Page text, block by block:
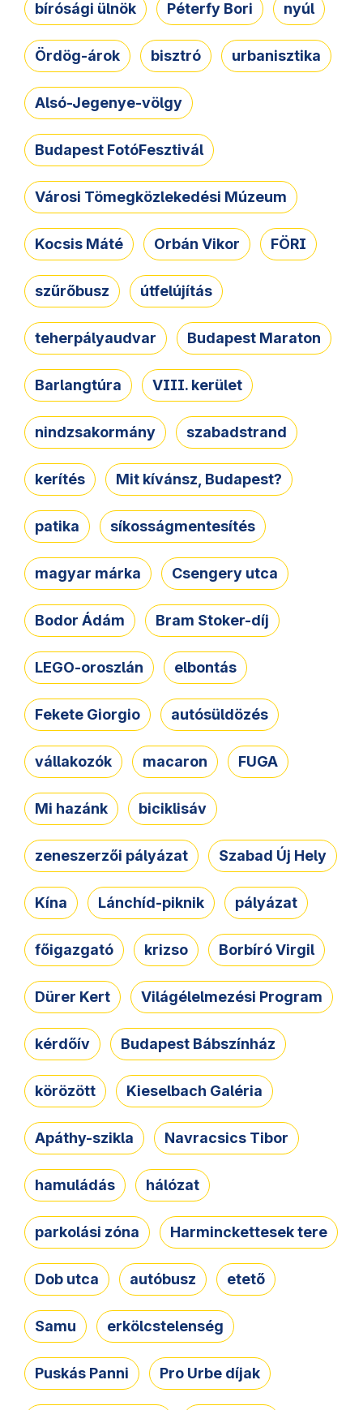
bírósági ülnök Péterfy Bori nyúl
Ördög-árok bisztró urbanisztika
Alsó-Jegenye-völgy
Budapest FotóFesztivál
Városi Tömegközlekedési Múzeum
Kocsis Máté Orbán Vikor FÖRI
szűrőbusz útfelújítás
teherpályaudvar Budapest Maraton
Barlangtúra VIII. kerület
nindzsakormány szabadstrand
kerítés Mit kívánsz, Budapest?
patika síkosságmentesítés
magyar márka Csengery utca
Bodor Ádám Bram Stoker-díj
LEGO-oroszlán elbontás
Fekete Giorgio autósüldözés
vállakozók macaron FUGA
Mi hazánk biciklisáv
zeneszerzői pályázat Szabad Új Hely
Kína Lánchíd-piknik pályázat
főigazgató krizso Borbíró Virgil
Dürer Kert Világélelmezési Program
kérdőív Budapest Bábszínház
körözött Kieselbach Galéria
Apáthy-szikla Navracsics Tibor
hamuládás hálózat
parkolási zóna Harminckettesek tere
Dob utca autóbusz etető
Samu erkölcstelenség
Puskás Panni Pro Urbe díjak